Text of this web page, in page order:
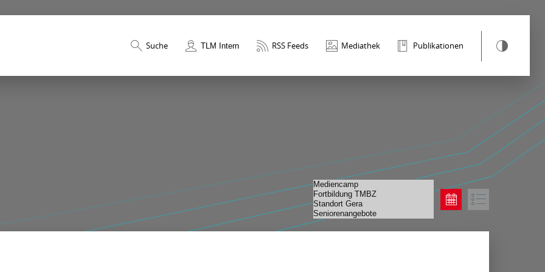
Suche TLM Intern RSS Feeds Mediathek Publikationen